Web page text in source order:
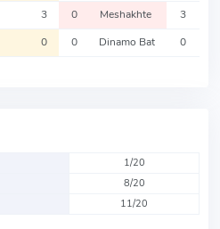
3 0 Meshakhte 3
0 0 Dinamo Bat 0
1/20
8/20
11/20